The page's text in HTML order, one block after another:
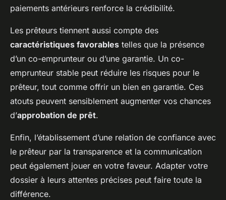
paiements antérieurs renforce la crédibilité.
Les prêteurs tiennent aussi compte des
caractéristiques favorables telles que la présence
d’un co-emprunteur ou d’une garantie. Un co-
emprunteur stable peut réduire les risques pour le
prêteur, tout comme offrir un bien en garantie. Ces
atouts peuvent sensiblement augmenter vos chances
d’approbation de prêt.
Enfin, l’établissement d’une relation de confiance avec
le prêteur par la transparence et la communication
peut également jouer en votre faveur. Adapter votre
dossier à leurs attentes précises peut faire toute la
différence.